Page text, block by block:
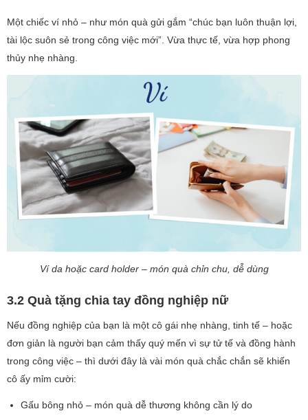
Một chiếc ví nhỏ – như món quà gửi gắm “chúc bạn luôn thuận lợi,
tài lộc suôn sẻ trong công việc mới”. Vừa thực tế, vừa hợp phong
thủy nhẹ nhàng.
Ví da hoặc card holder – món quà chỉn chu, dễ dùng
3.2 Quà tặng chia tay đồng nghiệp nữ
Nếu đồng nghiệp của bạn là một cô gái nhẹ nhàng, tinh tế – hoặc
đơn giản là người bạn cảm thấy quý mến vì sự tử tế và đồng hành
trong công việc – thì dưới đây là vài món quà chắc chắn sẽ khiến
cô ấy mỉm cười:
Gấu bông nhỏ – món quà dễ thương không cần lý do